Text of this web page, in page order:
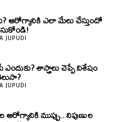
ఆరోగ్యానికి ఎలా మేలు చేస్తుందో
JUPUDI
శాస్త్రాలు చెప్పే విశేషం
JUPUDI
ముప్పు.. నిపుణుల